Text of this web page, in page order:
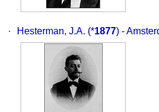
· Hesterman, J.A. (*1877) -